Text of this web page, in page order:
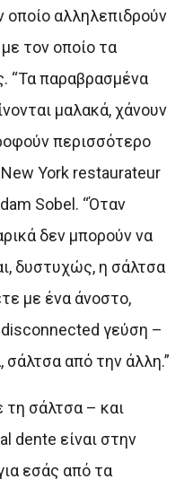
οποίο αλληλεπιδρούν
τον οποίο τα
“Τα παραβρασμένα
μαλακά, χάνουν
περισσότερο
York restaurateur
Sobel. “Όταν
δεν μπορούν να
δυστυχώς, η σάλτσα
με ένα άνοστο,
disconnected γεύση –
σάλτσα από την άλλη.”
σάλτσα – και
dente είναι στην
εσάς από τα